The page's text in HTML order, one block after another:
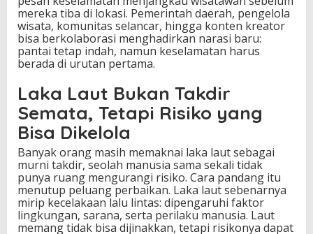
mereka tiba di lokasi. Pemerintah daerah, pengelola
wisata, komunitas selancar, hingga konten kreator
bisa berkolaborasi menghadirkan narasi baru:
pantai tetap indah, namun keselamatan harus
berada di urutan pertama.
Laka Laut Bukan Takdir
Semata, Tetapi Risiko yang
Bisa Dikelola
Banyak orang masih memaknai laka laut sebagai
murni takdir, seolah manusia sama sekali tidak
punya ruang mengurangi risiko. Cara pandang itu
menutup peluang perbaikan. Laka laut sebenarnya
mirip kecelakaan lalu lintas: dipengaruhi faktor
lingkungan, sarana, serta perilaku manusia. Laut
memang tidak bisa dijinakkan, tetapi risikonya dapat